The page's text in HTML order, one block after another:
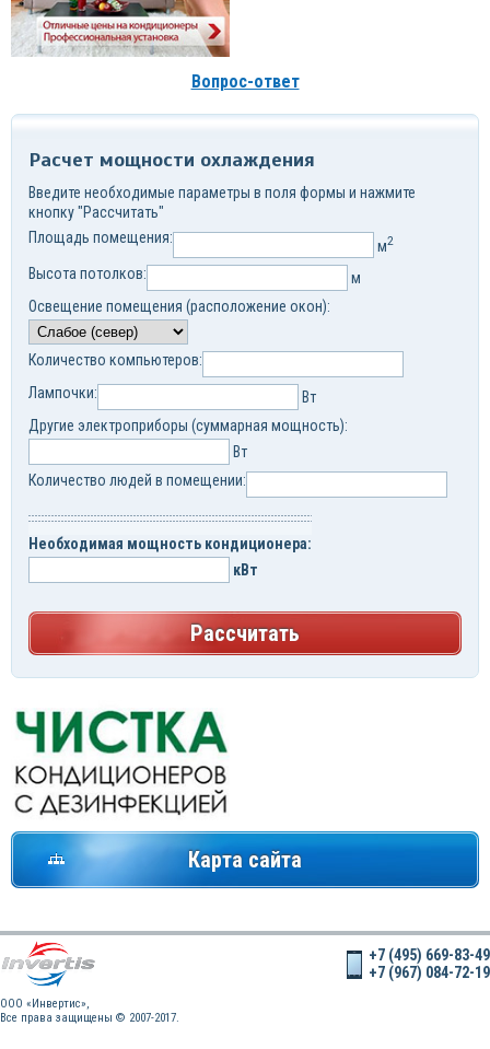
Вопрос-ответ
Расчет мощности охлаждения
Введите необходимые параметры в поля формы и нажмите
кнопку "Рассчитать"
Площадь помещения:
м2
Высота потолков:
м
Освещение помещения (расположение окон):
Количество компьютеров:
Лампочки:
Вт
Другие электроприборы (суммарная мощность):
Вт
Количество людей в помещении:
Необходимая мощность кондиционера:
кВт
Рассчитать
Карта сайта
OOO «Инвертис»,
Все права защищены © 2007-2017.
+7 (495) 669-83-49
+7 (967) 084-72-19